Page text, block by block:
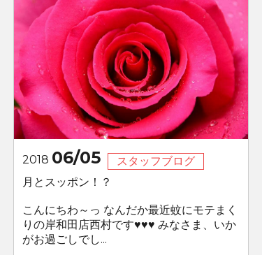
2018 06/05
スタッフブログ
月とスッポン！？
こんにちわ～っ なんだか最近蚊にモテまく
りの岸和田店西村です♥♥♥ みなさま、いか
がお過ごしでし...